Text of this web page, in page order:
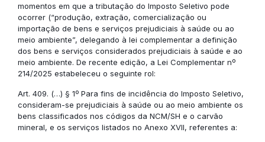
momentos em que a tributação do Imposto Seletivo pode
ocorrer (“produção, extração, comercialização ou
importação de bens e serviços prejudiciais à saúde ou ao
meio ambiente”, delegando à lei complementar a definição
dos bens e serviços considerados prejudiciais à saúde e ao
meio ambiente. De recente edição, a Lei Complementar nº
214/2025 estabeleceu o seguinte rol:
Art. 409. (…) § 1º Para fins de incidência do Imposto Seletivo,
consideram-se prejudiciais à saúde ou ao meio ambiente os
bens classificados nos códigos da NCM/SH e o carvão
mineral, e os serviços listados no Anexo XVII, referentes a: